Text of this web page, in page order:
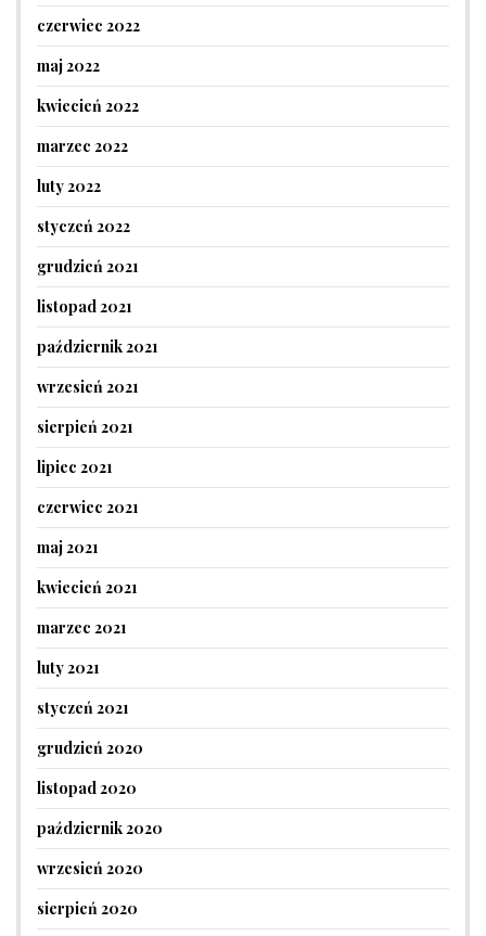
czerwiec 2022
maj 2022
kwiecień 2022
marzec 2022
luty 2022
styczeń 2022
grudzień 2021
listopad 2021
październik 2021
wrzesień 2021
sierpień 2021
lipiec 2021
czerwiec 2021
maj 2021
kwiecień 2021
marzec 2021
luty 2021
styczeń 2021
grudzień 2020
listopad 2020
październik 2020
wrzesień 2020
sierpień 2020